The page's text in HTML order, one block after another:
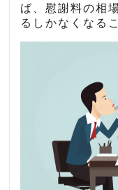
ば、慰謝料の相
るしかなくなる